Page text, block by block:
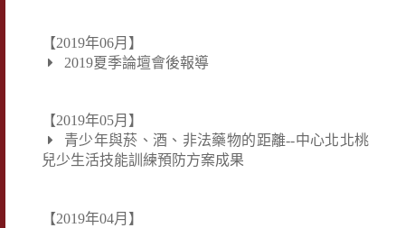
【2019年06月】
2019夏季論壇會後報導
【2019年05月】
青少年與菸、酒、非法藥物的距離--中心北北桃
兒少生活技能訓練預防方案成果
【2019年04月】